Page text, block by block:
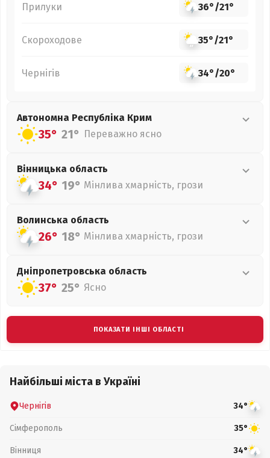
Прилуки 36°/21°
Скороходове 35°/21°
Чернігів 34°/20°
Автономна Республіка Крим
35° 21° Переважно ясно
Вінницька область
34° 19° Мінлива хмарність, грози
Волинська область
26° 18° Мінлива хмарність, грози
Дніпропетровська область
37° 25° Ясно
ПОКАЗАТИ ІНШІ ОБЛАСТІ
Найбільші міста в Україні
Чернігів 34°
Сімферополь 35°
Вінниця 34°